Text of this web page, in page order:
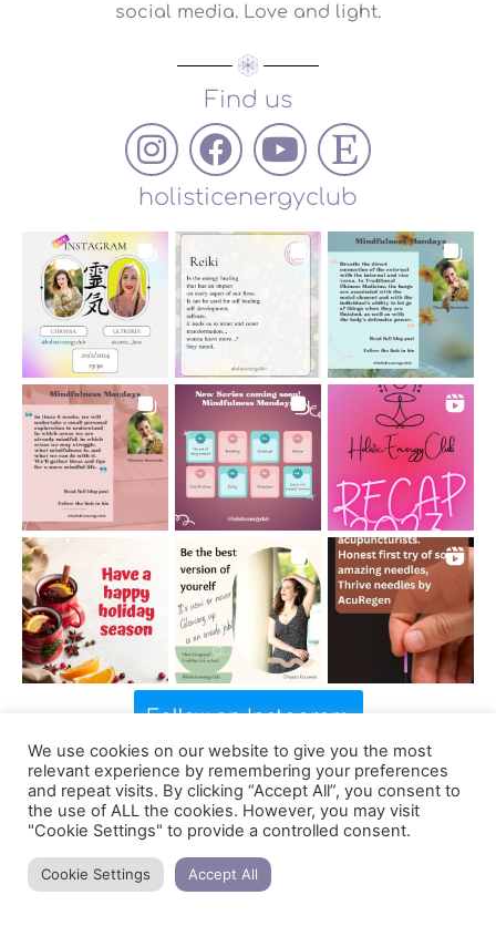
social media. Love and light.
Find us
holisticenergyclub
Follow on Instagram
We use cookies on our website to give you the most
relevant experience by remembering your preferences
and repeat visits. By clicking “Accept All”, you consent to
the use of ALL the cookies. However, you may visit
"Cookie Settings" to provide a controlled consent.
Cookie Settings Accept All